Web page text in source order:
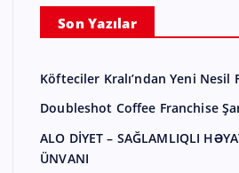
Son Yazılar
Köfteciler Kralı’ndan Yeni Nesil
Doubleshot Coffee Franchise
ALO DİYET – SAĞLAMLIQLI
ÜNVANI